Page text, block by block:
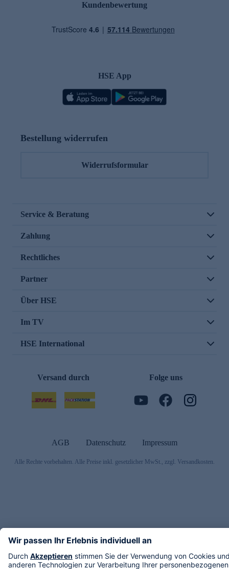
Kundenbewertung
HSE App
Bestellung widerrufen
Widerrufsformular
Service & Beratung
Zahlung
Rechtliches
Partner
Über HSE
Im TV
HSE International
Versand durch Folge uns
AGB Datenschutz Impressum
Alle Rechte vorbehalten. Alle Preise inkl. gesetzlicher MwSt., zzgl. Versandkosten.